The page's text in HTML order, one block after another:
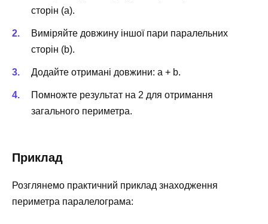
сторін (a).
Виміряйте довжину іншої пари паралельних
сторін (b).
Додайте отримані довжини: a + b.
Помножте результат на 2 для отримання
загального периметра.
Приклад
Розглянемо практичний приклад знаходження
периметра паралелограма: